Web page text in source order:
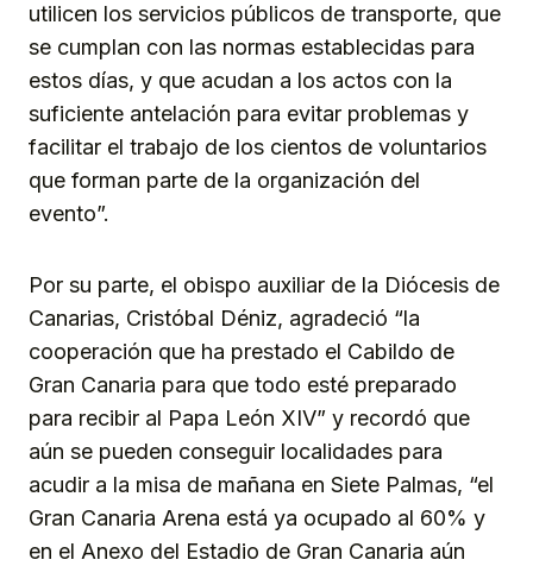
utilicen los servicios públicos de transporte, que
se cumplan con las normas establecidas para
estos días, y que acudan a los actos con la
suficiente antelación para evitar problemas y
facilitar el trabajo de los cientos de voluntarios
que forman parte de la organización del
evento”.
Por su parte, el obispo auxiliar de la Diócesis de
Canarias, Cristóbal Déniz, agradeció “la
cooperación que ha prestado el Cabildo de
Gran Canaria para que todo esté preparado
para recibir al Papa León XIV” y recordó que
aún se pueden conseguir localidades para
acudir a la misa de mañana en Siete Palmas, “el
Gran Canaria Arena está ya ocupado al 60% y
en el Anexo del Estadio de Gran Canaria aún